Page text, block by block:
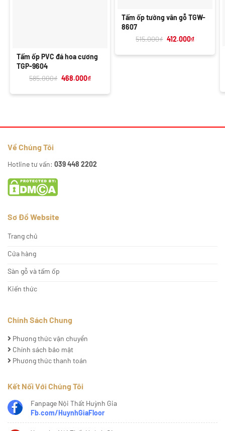
Tấm ốp PVC đá hoa cương
TGP-9604
585.000₫ Giá
585.000₫.
468.000₫Giá
là:
Tấm ốp tường vân gỗ TGW-
8607
515.000₫ Giá
515.000₫.
412.000₫Giá
là:
Về Chúng Tôi
Hotline tư vấn: 039 448 2202
Sơ Đồ Website
Trang chủ
Cửa hàng
Sàn gỗ và tấm ốp
Kiến thức
Chính Sách Chung
Phương thức vận chuyển
Chính sách bảo mật
Phương thức thanh toán
Kết Nối Với Chúng Tôi
Fanpage Nội Thất Huỳnh Gia
Fb.com/HuynhGiaFloor